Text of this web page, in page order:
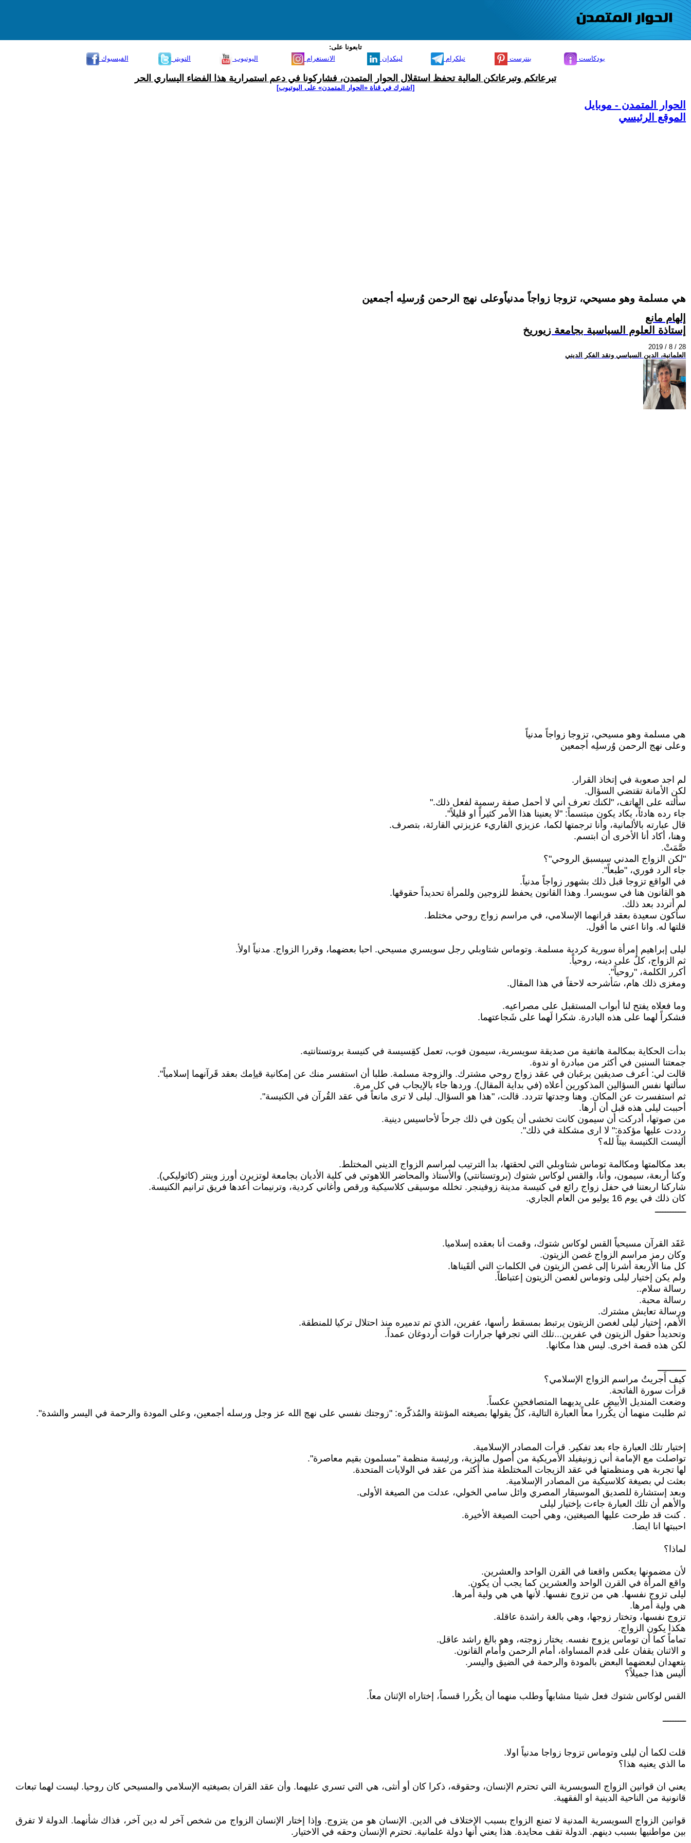
تابعونا على:
الفيسبوك
التويتر اليوتيوب الانستغرام لينكدإن تيلكرام بنترست بودكاست
تبرعاتكم وتبرعاتكن المالية تحفظ استقلال الحوار المتمدن، فشاركونا في دعم استمرارية هذا الفضاء اليساري الحر
[اشترك في قناة ‫«الحوار المتمدن» على اليوتيوب]
الحوار المتمدن - موبايل
الموقع الرئيسي
هي مسلمة وهو مسيحي، تزوجا زواجاً مدنياًوعلى نهج الرحمن وُرسلِه أجمعين
إلهام مانع
إستاذة العلوم السياسية بجامعة زيوريخ
2019 / 8 / 28
العلمانية، الدين السياسي ونقد الفكر الديني
هي مسلمة وهو مسيحي، تزوجا زواجاً مدنياً
وعلى نهج الرحمن وُرسلِه أجمعين
لم اجد صعوبة في إتخاذ القرار.
لكن الأمانة تقتضي السؤال.
سألته على الهاتف، "لكنك تعرف أني لا أحمل صفة رسمية لفعل ذلك."
جاء رده هادئاً، يكاد يكون مبتسماً: "لا يعنينا هذا الأمر كثيراً او قليلاً".
قال عبارته بالألمانية، وأنا ترجمتها لكما، عزيزي القاريء عزيزتي القارئة، بتصرف.
وهنا، أكاد أنا الأخرى أن ابتسم.
صَّمَتْ.
"لكن الزواج المدني سيسبق الروحي"؟
جاء الرد فوري، "طبعاً".
في الواقع تزوجا قبل ذلك بشهور زواجاً مدنياً.
هو القانون هنا في سويسرا. وهذا القانون يحفظ للزوجين وللمرأة تحديداً حقوقها.
لم أتردد بعد ذلك.
سأكون سعيدة بعقد قرانهما الإسلامي، في مراسم زواج روحي مختلط.
قلتها له. وانا اعني ما أقول.
ليلى إبراهيم إمرأة سورية كردية مسلمة. وتوماس شتاوبلي رجل سويسري مسيحي. احبا بعضهما، وقررا الزواج. مدنياً اولأ.
ثم الزواج، كلٌ على دينه، روحياً.
أكرر الكلمة، "روحياً".
ومغزى ذلك هام، سَأشرحه لاحقاً في هذا المقال.
وما فعلاه يفتح لنا أبواب المستقبل على مصراعيه.
فشكراً لهما على هذه البادرة. شكرا لَهما على شَجاعتهما.
بدأت الحكاية بمكالمة هاتفية من صديقة سويسرية، سيمون فوب، تعمل كقِسيسة في كنيسة بروتستانتيه.
جمعتنا السنين في أكثر من مبادرة او ندوة.
قالت لي: أعرف صديقين يرغبان في عقد زواج روحي مشترك. والزوجة مسلمة. طلبا أن استفسر منك عن إمكانية قياِمك بعقد قَرآنهما إسلامياً".
سألتها نفس السؤالين المذكورين أعلاه (في بداية المقال). وردها جاء بالإيجاب في كل مرة.
ثم استفسرت عن المكان. وهنا وجدتها تتردد. قالت، "هذا هو السؤال. ليلى لا ترى مانعاً في عقد القُرآن في الكنيسة".
أحببت ليلى هذه قبل أن أرها.
من صوتها، أدركت أن سيمون كانت تخشى أن يكون في ذلك جرحاً لأحاسيس دينية.
رددت عليها مؤكدة:" لا ارى مشكلة في ذلك".
أليست الكنيسة بيتاً لله؟
بعد مكالمتها ومكالمة توماس شتاوبلي التي لحقتها، بدأ الترتيب لمراسم الزواج الديني المختلط.
وكنا أربعة، سيمون، وأنا، والقس لوكاس شتوك (بروتستانتي) والأستاذ والمحاضر اللاهوتي في كلية الأديان بجامعة لوتزيرن أورز وينتر (كاثوليكي).
شاركنا اربعتنا في حفل زواج رائع في كنيسة مدينة زوفينجر. تخلله موسيقى كلاسيكية ورقص وأغاني كردية، وترنيمات أعدها فريق ترانيم الكنيسة.
كان ذلك في يوم 16 يوليو من العام الجاري.
ــــــــــــ
عَقَد القرآن مسيحياً القس لوكاس شتوك، وقمت أنا بعقده إسلاميا.
وكان رمز مراسم الزواج غصن الزيتون.
كل منا الأربعة أشرنا إلى غصن الزيتون في الكلمات التي ألقَيناها.
ولم يكن إختيار ليلى وتوماس لغصن الزيتون إعتباطاً.
رسالة سلام..
رسالة محبة.
ورسالة تعايش مشترك.
الأهم، إختيار ليلى لغصن الزيتون يرتبط بمسقط رأسها، عفرين، الذي تم تدميره منذ احتلال تركيا للمنطقة.
وتحديداً حقول الزيتون في عفرين...تلك التي تجرفها جرارات قوات أردوغان عمداً.
لكن هذه قصة اخرى. ليس هذا مكانها.
ـــــــــــ
كيف أَجريتُ مراسم الزواج الإسلامي؟
قرأت سورة الفاتحة.
وضعت المنديل الأبيض على يديهما المتصافحين عكساً.
ثم طلبت منهما أن يكُررا معاً العبارة التالية، كلٌ يقولها بصيغته المؤنثة والمُذكّره: "زوجتك نفسي على نهج الله عز وجل ورسله أجمعين، وعلى المودة والرحمة في اليسر والشدة".
إختيار تلك العبارة جاء بعد تفكير. قرأت المصادر الإسلامية.
تواصلت مع الإمامة أني زونيفيلد الأمريكية من أصول ماليزية، ورئيسة منظمة "مسلمون بقيم معاصرة".
لها تجربة هي ومنظمتها في عقد الزيجات المختلطة منذ أكثر من عقد في الولايات المتحدة.
بعثت لي بصيغة كلاسيكية من المصادر الإسلامية.
وبعد إستشارة للصديق الموسيقار المصري وائل سامي الخولي، عدلت من الصيغة الأولى.
والأهم أن تلك العبارة جاءت بإختيار ليلى
. كنت قد طرحت عليها الصيغتين، وهي أحبت الصيغة الأخيرة.
احببتها انا ايضا.
لماذا؟
لأن مضمونها يعكس واقعنا في القرن الواحد والعشرين.
واقع المرأة في القرن الواحد والعشرين كما يجب أن يكون.
ليلى تزوج نفسها. هي من تزوج نفسها. لأنها هي هي ولية أمرها.
هي ولية أمرها.
تزوج نفسها، وتختار زوجها، وهي بالغة راشدة عاقلة.
هكذا يكون الزواج.
تماماً كما أن توماس يزوج نفسه. يختار زوجته، وهو بالغ راشد عاقل.
و الاثنان يقفان على قدم المساواة، أمام الرحمن وأمام القانون.
يتعهدان لبعضهما البعض بالمودة والرحمة في الضيق واليسر.
أليس هذا جميلاً؟
القس لوكاس شتوك فعل شيئا مشابهاً وطلب منهما أن يكُررا قسماً، إختاراه الإثنان معاً.
ـــــــــ
قلت لكما أن ليلى وتوماس تزوجا زواجا مدنياً اولا.
ما الذي يعنيه هذا؟
يعني ان قوانين الزواج السويسرية التي تحترم الإنسان، وحقوقه، ذكرا كان أو أنثى، هي التي تسري عليهما. وأن عقد القران بصيغتيه الإسلامي والمسيحي كان روحيا. ليست لهما تبعات
قانونية من الناحية الدينية او الفقهية.
قوانين الزواج السويسرية المدنية لا تمنع الزواج بسبب الإختلاف في الدين. الإنسان هو من يتزوج. وإذا إختار الإنسان الزواج من شخص آخر له دين آخر، فذاك شأنهما. الدولة لا تفرق
بين مواطنيها بسبب دينهم. الدولة تقف محايدة. هذا يعني أنها دولة علمانية. تحترم الإنسان وحقه في الاختيار.